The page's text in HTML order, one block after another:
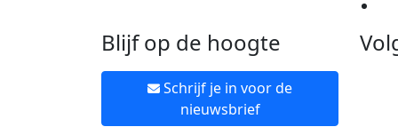
Blijf op de hoogte
Schrijf je in voor de
nieuwsbrief